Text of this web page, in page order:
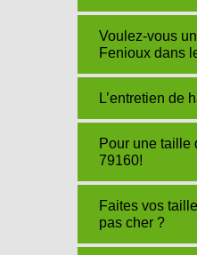
Voulez-vous
Fenioux dans
L’entretien de
Pour une taille
79160!
Faites vos
pas cher ?